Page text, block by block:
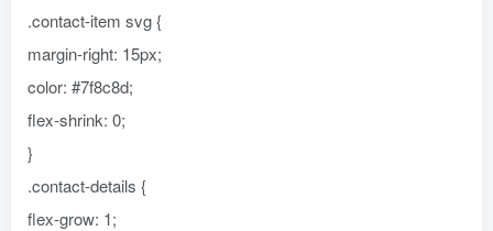
.contact-item svg {
margin-right: 15px;
color: #7f8c8d;
flex-shrink: 0;
}
.contact-details {
flex-grow: 1;